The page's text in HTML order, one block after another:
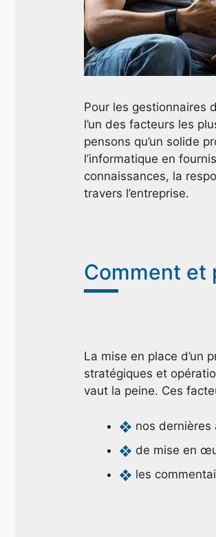
Pour les gestionnaires
l’un des facteurs les
pensons qu’un solide
l’informatique en
connaissances, la
travers l’entreprise.
Comment et
La mise en place d’un
stratégiques et
vaut la peine. Ces
nos dernières
de mise en
les